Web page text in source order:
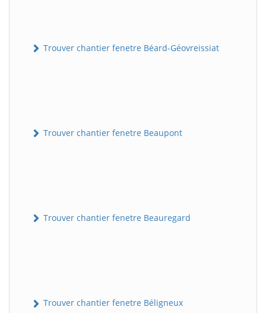
Trouver chantier fenetre Béard-Géovreissiat
Trouver chantier fenetre Beaupont
Trouver chantier fenetre Beauregard
Trouver chantier fenetre Béligneux